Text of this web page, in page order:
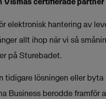
elektronisk hantering av
allt ihop när vi så
på Sturebadet.
lösningen eller
Business berodde framför